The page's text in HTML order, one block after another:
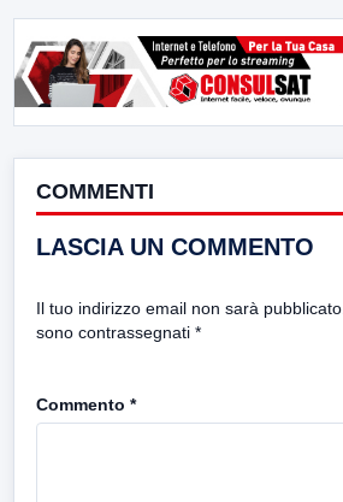
COMMENTI
LASCIA UN COMMENTO
Il tuo indirizzo email non sarà pubblicato.
sono contrassegnati *
Commento *